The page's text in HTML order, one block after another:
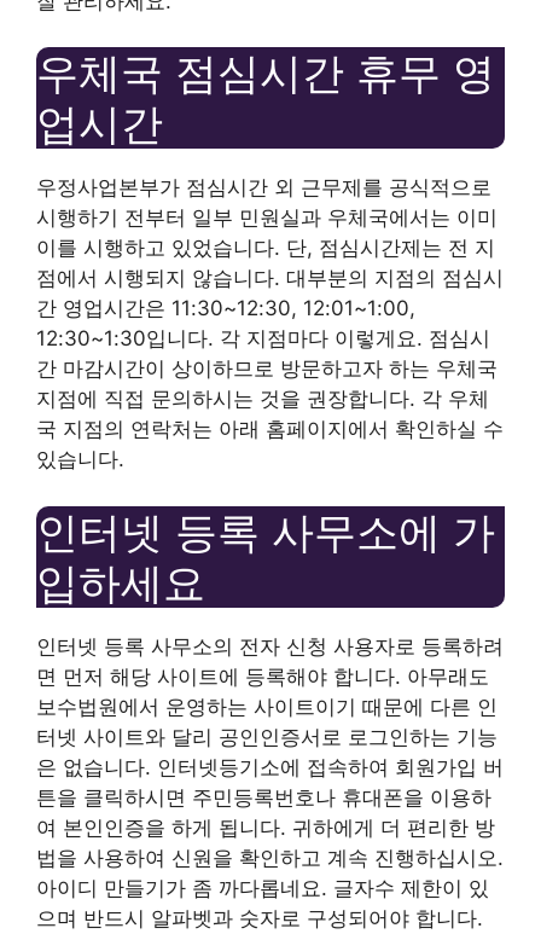
우체국 점심시간 휴무 영
업시간
우정사업본부가 점심시간 외 근무제를 공식적으로
시행하기 전부터 일부 민원실과 우체국에서는 이미
이를 시행하고 있었습니다. 단, 점심시간제는 전 지
점에서 시행되지 않습니다. 대부분의 지점의 점심시
간 영업시간은 11:30~12:30, 12:01~1:00,
12:30~1:30입니다. 각 지점마다 이렇게요. 점심시
간 마감시간이 상이하므로 방문하고자 하는 우체국
지점에 직접 문의하시는 것을 권장합니다. 각 우체
국 지점의 연락처는 아래 홈페이지에서 확인하실 수
있습니다.
인터넷 등록 사무소에 가
입하세요
인터넷 등록 사무소의 전자 신청 사용자로 등록하려
면 먼저 해당 사이트에 등록해야 합니다. 아무래도
보수법원에서 운영하는 사이트이기 때문에 다른 인
터넷 사이트와 달리 공인인증서로 로그인하는 기능
은 없습니다. 인터넷등기소에 접속하여 회원가입 버
튼을 클릭하시면 주민등록번호나 휴대폰을 이용하
여 본인인증을 하게 됩니다. 귀하에게 더 편리한 방
법을 사용하여 신원을 확인하고 계속 진행하십시오.
아이디 만들기가 좀 까다롭네요. 글자수 제한이 있
으며 반드시 알파벳과 숫자로 구성되어야 합니다.